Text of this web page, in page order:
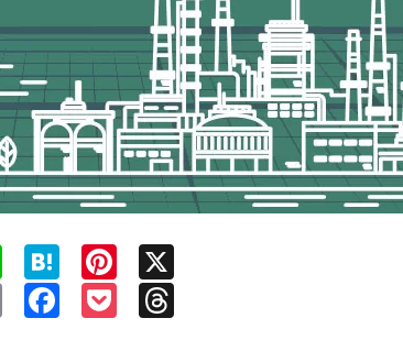
LineHatenaPinterest
CopyFacebook
PocketThreads